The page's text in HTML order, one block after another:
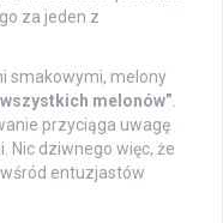
za jeden z
smakowymi, melony
melonów”
przyciąga uwagę
Nic dziwnego więc, że
entuzjastów